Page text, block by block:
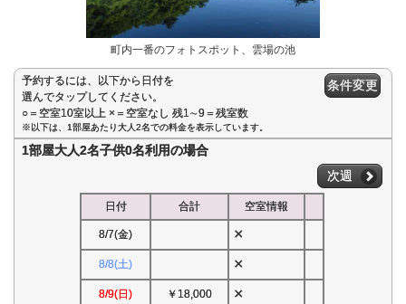
町内一番のフォトスポット、雲場の池
予約するには、以下から日付を
選んでタップしてください。
○＝空室10室以上 ×＝空室なし 残1∼9＝残室数
条件変更
※以下は、1部屋あたり大人2名での料金を表示しています。
1部屋大人2名子供0名利用の場合
次週
日付 合計 空室情報
8/7(金) ×
8/8(土) ×
8/9(日) ￥18,000 ×